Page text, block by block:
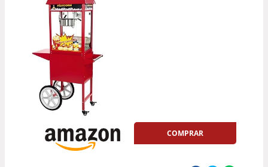
COMPRAR